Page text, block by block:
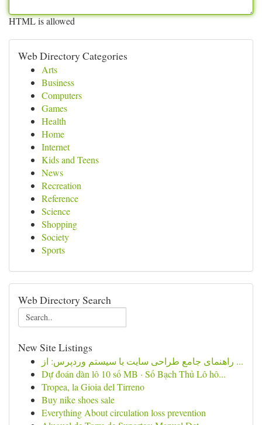
HTML is allowed
Web Directory Categories
Arts
Business
Computers
Games
Health
Home
Internet
Kids and Teens
News
Recreation
Reference
Science
Shopping
Society
Sports
Web Directory Search
New Site Listings
راهنمای جامع طراحی سایت با سیستم وردپرس: از ...
Dự đoán dàn lô 10 số MB · Số Bạch Thủ Lô hô...
Tropea, la Gioia del Tirreno
Buy nike shoes sale
Everything About circulation loss prevention